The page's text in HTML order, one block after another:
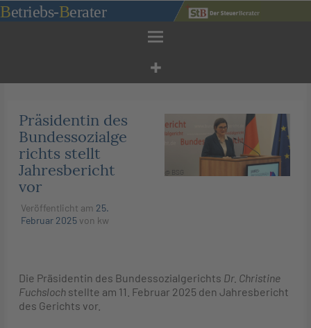
Zum
Inhalt
Betriebs-Berater
@ BSG
Präsidentin des
Bundessozialge
richts stellt
Jahresbericht
vor
Veröffentlicht am 25.
Februar 2025von kw
Die Präsidentin des Bundessozialgerichts Dr. Christine
Fuchsloch stellte am 11. Februar 2025 den Jahresbericht
des Gerichts vor.